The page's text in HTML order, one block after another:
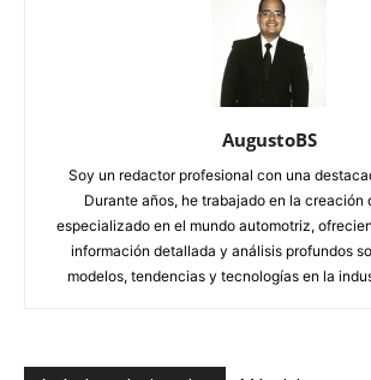
AugustoBS
Soy un redactor profesional con una
Durante años, he trabajado en la creación
especializado en el mundo automotriz,
información detallada y análisis profundos
modelos, tendencias y tecnologías en la